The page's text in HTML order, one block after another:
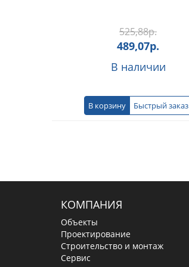
525,88р.
489,07р.
В наличии
В корзину Быстрый заказ
КОМПАНИЯ
Объекты
Проектирование
Строительство и монтаж
Сервис